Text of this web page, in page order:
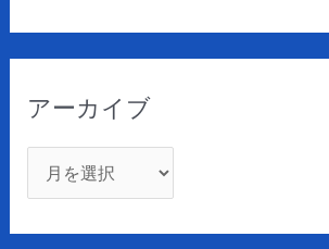
アーカイブ